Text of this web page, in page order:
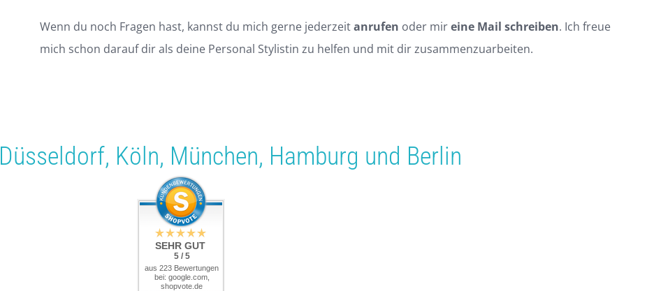
Wenn du noch Fragen hast, kannst du mich gerne jederzeitanrufen oder mireine Mail schreiben. Ich freue
mich schon darauf dir als deine Personal Stylistin zu helfen und mit dir zusammenzuarbeiten.
Düsseldorf, Köln, München, Hamburg und Berlin
SEHR GUT
5 / 5
aus 223 Bewertungen
bei: google.com,
shopvote.de